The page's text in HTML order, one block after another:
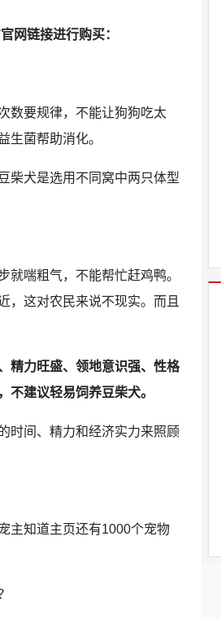
网链接进行购买：
数要规律，不能让狗狗吃太
生菌帮助消化。
柴犬是选用不同窝中两只体型
喘粗气，不能帮忙赶鸡鸭。
，这对农民来说不现实。而且
精力旺盛、领地意识强、性格
不建议轻易饲养豆柴犬。
时间、精力和经济实力来照顾
主知道主页还有1000个宠物